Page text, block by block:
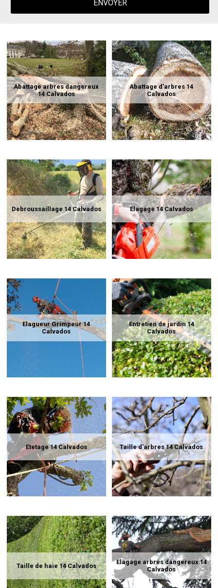
Abattage arbres dangereux
14 Calvados
Abattage d'arbres 14
Calvados
Debroussaillage 14 Calvados Elagage 14 Calvados
Elagueur Grimpeur 14
Calvados
Entretien de jardin 14
Calvados
Etetage 14 Calvados Taille d'arbres 14 Calvados
Taille de haie 14 Calvados
Elagage arbres dangereux 14
Calvados